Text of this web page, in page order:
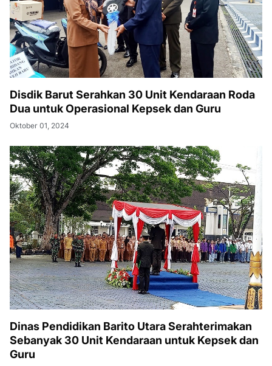
Disdik Barut Serahkan 30 Unit Kendaraan Roda
Dua untuk Operasional Kepsek dan Guru
Oktober 01, 2024
Dinas Pendidikan Barito Utara Serahterimakan
Sebanyak 30 Unit Kendaraan untuk Kepsek dan
Guru